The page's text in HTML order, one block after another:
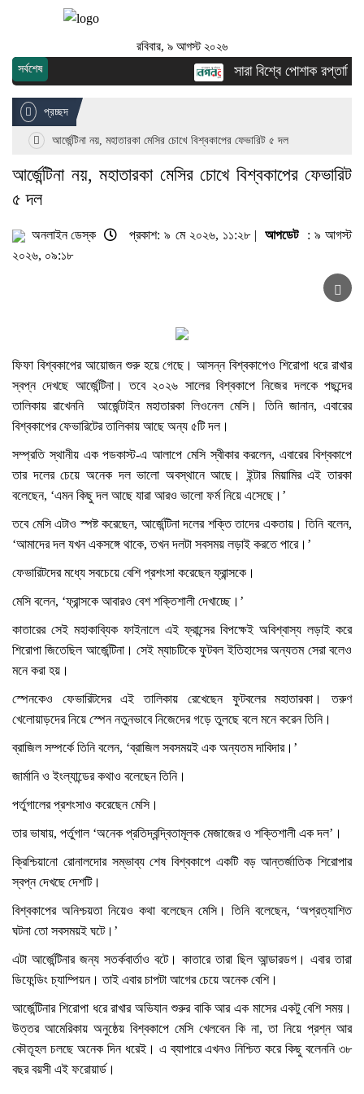
রবিবার, ৯ আগস্ট ২০২৬
সর্বশেষ সারা বিশ্বে পোশাক
প্রচ্ছদ
আর্জেন্টিনা নয়, মহাতারকা মেসির চোখে বিশ্বকাপের ফেভারিট ৫ দল
আর্জেন্টিনা নয়, মহাতারকা মেসির চোখে বিশ্বকাপের ফেভারিট
৫ দল
অনলাইন ডেস্ক প্রকাশ: ৯ মে ২০২৬, ১১:২৮ |আপডেট: ৯ আগস্ট
২০২৬, ০৯:১৮
ফিফা বিশ্বকাপের আয়োজন শুরু হয়ে গেছে। আসন্ন বিশ্বকাপেও শিরোপা ধরে রাখার
স্বপ্ন দেখছে আর্জেন্টিনা। তবে ২০২৬ সালের বিশ্বকাপে নিজের দলকে পছন্দের
তালিকায় রাখেননি আর্জেন্টাইন মহাতারকা লিওনেল মেসি। তিনি জানান, এবারের
বিশ্বকাপের ফেভারিটের তালিকায় আছে অন্য ৫টি দল।
সম্প্রতি স্থানীয় এক পডকাস্ট-এ আলাপে মেসি স্বীকার করলেন, এবারের বিশ্বকাপে
তার দলের চেয়ে অনেক দল ভালো অবস্থানে আছে। ইন্টার মিয়ামির এই তারকা
বলেছেন, ‘এমন কিছু দল আছে যারা আরও ভালো ফর্ম নিয়ে এসেছে।’
তবে মেসি এটাও স্পষ্ট করেছেন, আর্জেন্টিনা দলের শক্তি তাদের একতায়। তিনি বলেন,
‘আমাদের দল যখন একসঙ্গে থাকে, তখন দলটা সবসময় লড়াই করতে পারে।’
ফেভারিটদের মধ্যে সবচেয়ে বেশি প্রশংসা করেছেন ফ্রান্সকে।
মেসি বলেন, ‘ফ্রান্সকে আবারও বেশ শক্তিশালী দেখাচ্ছে।’
কাতারের সেই মহাকাব্যিক ফাইনালে এই ফ্রান্সের বিপক্ষেই অবিশ্বাস্য লড়াই করে
শিরোপা জিতেছিল আর্জেন্টিনা। সেই ম্যাচটিকে ফুটবল ইতিহাসের অন্যতম সেরা বলেও
মনে করা হয়।
স্পেনকেও ফেভারিটদের এই তালিকায় রেখেছেন ফুটবলের মহাতারকা। তরুণ
খেলোয়াড়দের নিয়ে স্পেন নতুনভাবে নিজেদের গড়ে তুলছে বলে মনে করেন তিনি।
ব্রাজিল সম্পর্কে তিনি বলেন, ‘ব্রাজিল সবসময়ই এক অন্যতম দাবিদার।’
জার্মানি ও ইংল্যান্ডের কথাও বলেছেন তিনি।
পর্তুগালের প্রশংসাও করেছেন মেসি।
তার ভাষায়, পর্তুগাল ‘অনেক প্রতিদ্বন্দ্বিতামূলক মেজাজের ও শক্তিশালী এক দল’।
ক্রিশ্চিয়ানো রোনালদোর সম্ভাব্য শেষ বিশ্বকাপে একটি বড় আন্তর্জাতিক শিরোপার
স্বপ্ন দেখছে দেশটি।
বিশ্বকাপের অনিশ্চয়তা নিয়েও কথা বলেছেন মেসি। তিনি বলেছেন, ‘অপ্রত্যাশিত
ঘটনা তো সবসময়ই ঘটে।’
এটা আর্জেন্টিনার জন্য সতর্কবার্তাও বটে। কাতারে তারা ছিল আন্ডারডগ। এবার তারা
ডিফেন্ডিং চ্যাম্পিয়ন। তাই এবার চাপটা আগের চেয়ে অনেক বেশি।
আর্জেন্টিনার শিরোপা ধরে রাখার অভিযান শুরুর বাকি আর এক মাসের একটু বেশি সময়।
উত্তর আমেরিকায় অনুষ্ঠেয় বিশ্বকাপে মেসি খেলবেন কি না, তা নিয়ে প্রশ্ন আর
কৌতূহল চলছে অনেক দিন ধরেই। এ ব্যাপারে এখনও নিশ্চিত করে কিছু বলেননি ৩৮
বছর বয়সী এই ফরোয়ার্ড।